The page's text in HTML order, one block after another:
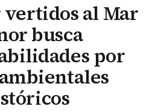
al Mar
busca
por